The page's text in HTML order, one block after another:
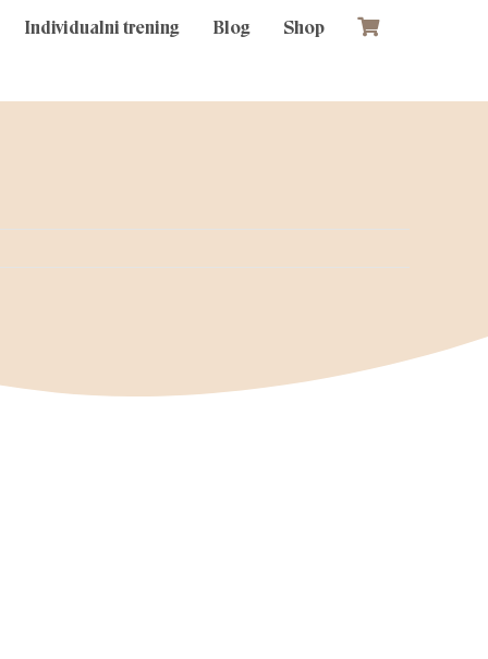
Individualni trening Blog Shop